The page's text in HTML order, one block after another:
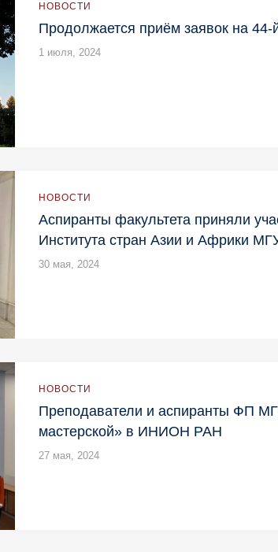
НОВОСТИ
Продолжается приём заявок на
1 июля, 2024
НОВОСТИ
Аспиранты факультета приняли
Института стран Азии и Африки
30 мая, 2024
НОВОСТИ
Преподаватели и аспиранты ФП
мастерской» в ИНИОН РАН
27 мая, 2024